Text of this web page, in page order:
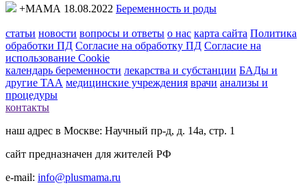
+МАМА 18.08.2022 Беременность и роды
статьи новости вопросы и ответы о нас карта сайта Политика
обработки ПД Согласие на обработку ПД Согласие на
использование Cookie
календарь беременности лекарства и субстанции БАДы и
другие ТАА медицинские учреждения врачи анализы и
процедуры
контакты
наш адрес в Москве: Научный пр-д, д. 14а, стр. 1
сайт предназначен для жителей РФ
e-mail: info@plusmama.ru